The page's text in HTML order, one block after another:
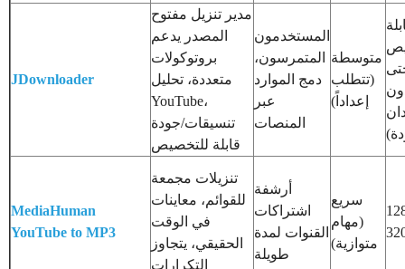
JDownloader
مدير تنزيل مفتوح
المصدر يدعم
بروتوكولات
متعددة، تحليل
YouTube،
تنسيقات/جودة
قابلة للتخصيص
المستخدمون
المتمرسون،
دمج الموارد
عبر
المنصات
متوسطة
(تتطلب
إعداداً)
MediaHuman
YouTube to MP3
تنزيلات مجمعة
للقوائم، معاينات
في الوقت
الحقيقي، يتجاوز
التكرارات
أرشفة
اشتراكات
القنوات لمدة
طويلة
سريع
(مهام
متوازية)